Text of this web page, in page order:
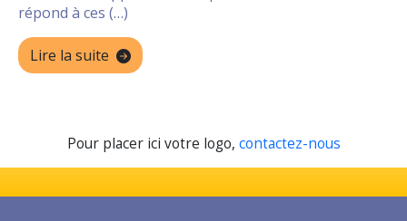
répond à ces (…)
Lire la suite
Pour placer ici votre logo, contactez-nous